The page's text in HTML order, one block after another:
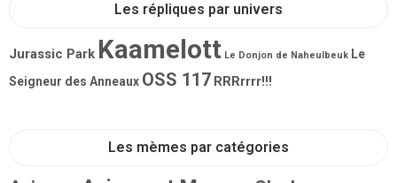
Les répliques par univers
Jurassic Park Kaamelott Le Donjon de Naheulbeuk Le
Seigneur des Anneaux OSS 117 RRRrrrr!!!
Les mèmes par catégories